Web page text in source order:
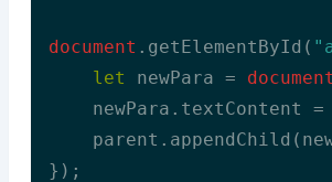
document .getElementById(
let
newPara = document
    newPara.textContent =
});